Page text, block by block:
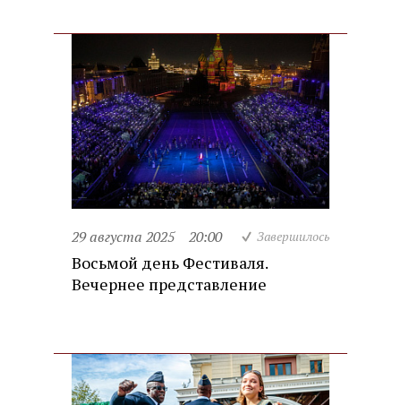
29 августа 2025 20:00 Завершилось
Восьмой день Фестиваля.
Вечернее представление